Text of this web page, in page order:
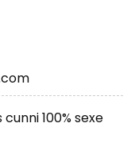
100% sexe